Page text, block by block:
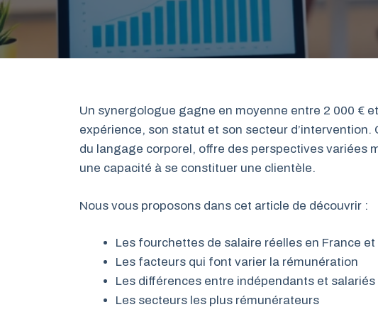
Un synergologue gagne en moyenne entre 2 000 €
expérience, son statut et son secteur d’intervention.
du langage corporel, offre des perspectives variées
une capacité à se constituer une clientèle.
Nous vous proposons dans cet article de découvrir :
Les fourchettes de salaire réelles en France et
Les facteurs qui font varier la rémunération
Les différences entre indépendants et salariés
Les secteurs les plus rémunérateurs